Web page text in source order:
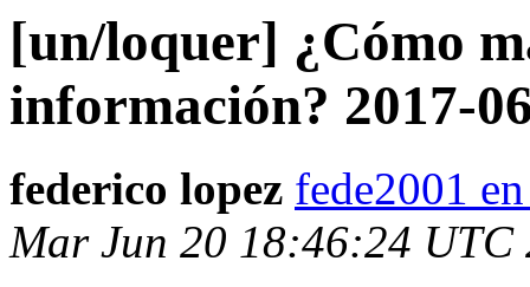
[un/loquer] ¿Cómo
información? 2017-
federico lopez fede2001
Mar Jun 20 18:46:24 UTC